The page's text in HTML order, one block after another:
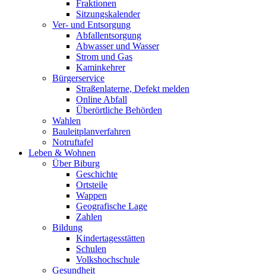
Fraktionen
Sitzungskalender
Ver- und Entsorgung
Abfallentsorgung
Abwasser und Wasser
Strom und Gas
Kaminkehrer
Bürgerservice
Straßenlaterne, Defekt melden
Online Abfall
Überörtliche Behörden
Wahlen
Bauleitplanverfahren
Notruftafel
Leben & Wohnen
Über Biburg
Geschichte
Ortsteile
Wappen
Geografische Lage
Zahlen
Bildung
Kindertagesstätten
Schulen
Volkshochschule
Gesundheit